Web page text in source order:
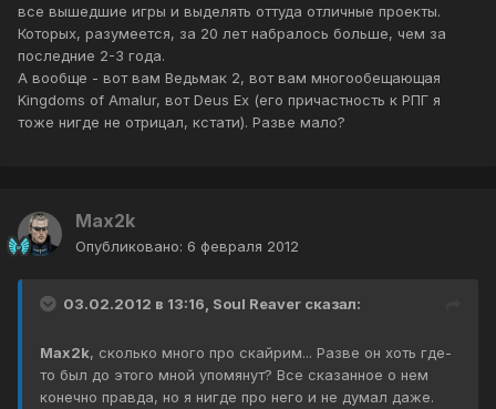
все вышедшие игры и выделять оттуда отличные проекты.
Которых, разумеется, за 20 лет набралось больше, чем за
последние 2-3 года.
А вообще - вот вам Ведьмак 2, вот вам многообещающая
Kingdoms of Amalur, вот Deus Ex (его причастность к РПГ я
тоже нигде не отрицал, кстати). Разве мало?
Max2k
Опубликовано: 6 февраля 2012
03.02.2012 в 13:16, Soul Reaver сказал:
Max2k, сколько много про скайрим... Разве он хоть где-
то был до этого мной упомянут? Все сказанное о нем
конечно правда, но я нигде про него и не думал даже.